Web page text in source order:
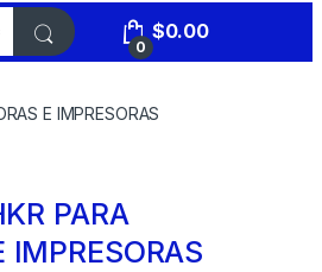
0
$0.00
E IMPRESORAS
PARA